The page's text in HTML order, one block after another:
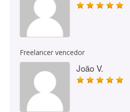
Freelancer vencedor
João V.